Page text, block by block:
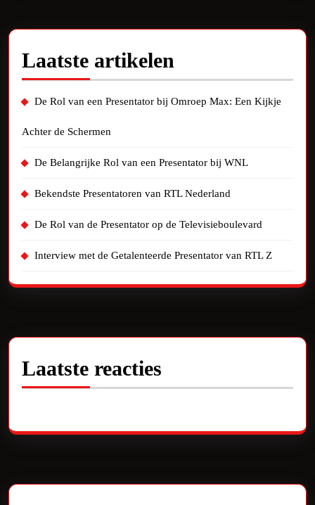
Laatste artikelen
De Rol van een Presentator bij Omroep Max: Een Kijkje
Achter de Schermen
De Belangrijke Rol van een Presentator bij WNL
Bekendste Presentatoren van RTL Nederland
De Rol van de Presentator op de Televisieboulevard
Interview met de Getalenteerde Presentator van RTL Z
Laatste reacties